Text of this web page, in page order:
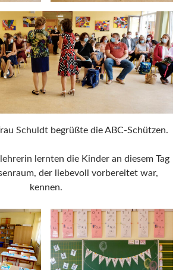
Schuldt begrüßte die ABC-Schützen.
lernten die Kinder an diesem Tag
der liebevoll vorbereitet war,
kennen.